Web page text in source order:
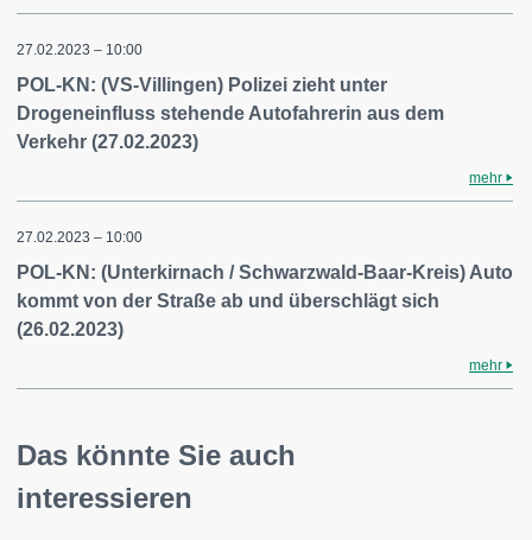
27.02.2023 – 10:00
POL-KN: (VS-Villingen) Polizei zieht unter
Drogeneinfluss stehende Autofahrerin aus dem
Verkehr (27.02.2023)
mehr
27.02.2023 – 10:00
POL-KN: (Unterkirnach / Schwarzwald-Baar-Kreis) Auto
kommt von der Straße ab und überschlägt sich
(26.02.2023)
mehr
Das könnte Sie auch
interessieren